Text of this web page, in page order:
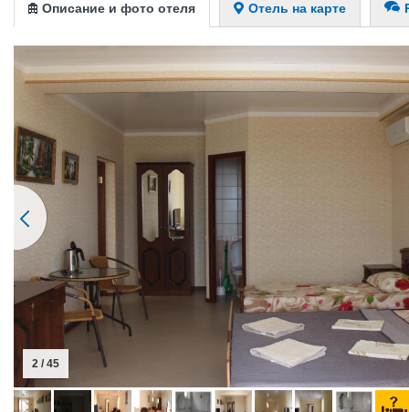
Описание и фото отеля Отель на карте
2 / 45